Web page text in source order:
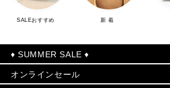
SALEおすすめ 新 着
♦ SUMMER SALE ♦
セールおすすめアイテム
オンラインセール